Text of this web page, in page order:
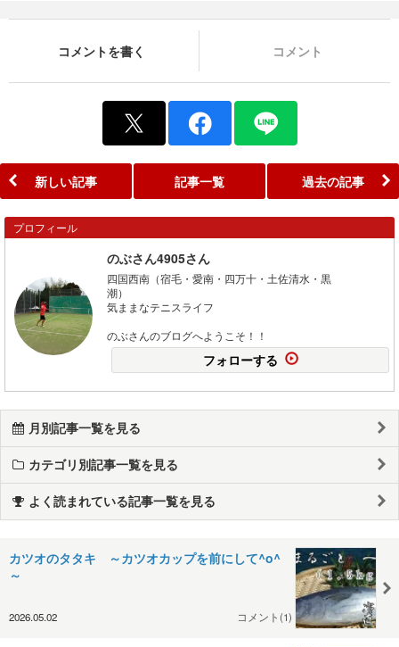
コメントを書く コメント
新しい記事 記事一覧 過去の記事
プロフィール
のぶさん4905さん
四国西南（宿毛・愛南・四万十・土佐清水・黒
潮
気ままなテニスライフ
のぶさんのブログへようこそ！！
フォローする
月別記事一覧を見る
カテゴリ別記事一覧を見る
よく読まれている記事一覧を見る
カツオのタタキ ～カツオカップを前にして^o^
～
2026.05.02 コメント(1)